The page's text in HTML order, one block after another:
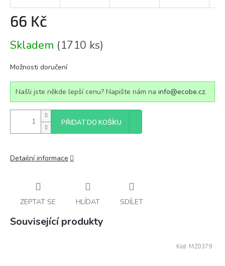
66 Kč
cena:
Skladem (1710 ks)
Možnosti doručení
Našli jste někde lepší cenu? Napište nám na info@ecobe.cz.
PŘIDAT DO KOŠÍKU
Detailní informace
ZEPTAT SE HLÍDAT SDÍLET
Související produkty
Kód: MZ0379